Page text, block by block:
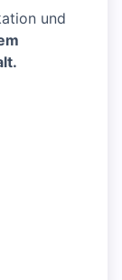
und